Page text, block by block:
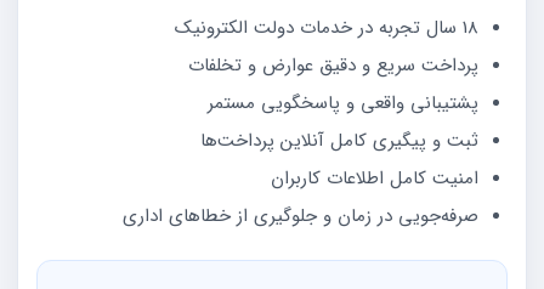
18 سال تجربه در خدمات دولت الکترونیک
پرداخت سریع و دقیق عوارض و تخلفات
پشتیبانی واقعی و پاسخگویی مستمر
ثبت و پیگیری کامل آنلاین پرداخت‌ها
امنیت کامل اطلاعات کاربران
صرفه‌جویی در زمان و جلوگیری از خطاهای اداری